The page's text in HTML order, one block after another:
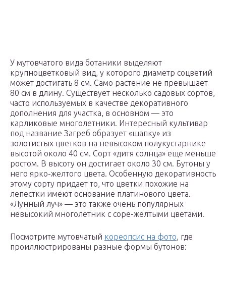
У мутовчатого вида ботаники выделяют
крупноцветковый вид, у которого диаметр соцветий
может достигать 8 см. Само растение не превышает
80 см в длину. Существует несколько садовых сортов,
часто используемых в качестве декоративного
дополнения для участка, в основном — это
карликовые многолетники. Интересный культивар
под название Загреб образует «шапку» из
золотистых цветков на невысоком полукустарнике
высотой около 40 см. Сорт «дитя солнца» еще меньше
ростом. В высоту он достигает около 30 см. Бутоны у
него ярко-желтого цвета. Особенную декоративность
этому сорту придает то, что цветки похожие на
лепестки имеют основание платинового цвета.
«Лунный луч» — это также очень популярных
невысокий многолетник с соре-желтыми цветами.
Посмотрите мутовчатый кореопсис на фото, где
проиллюстрированы разные формы бутонов: